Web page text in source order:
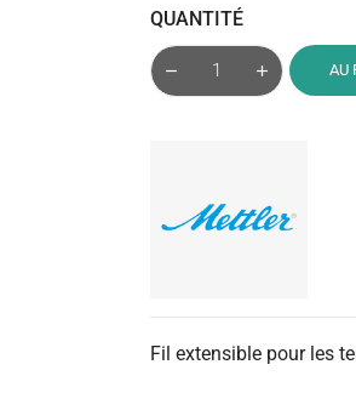
QUANTITÉ
AU
Fil extensible pour les